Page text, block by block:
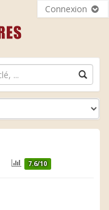
Connexion
7.6/10